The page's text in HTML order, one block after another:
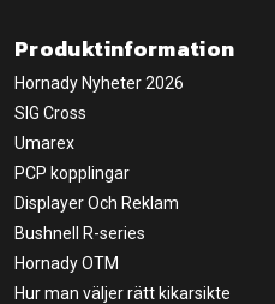
Produktinformation
Hornady Nyheter 2026
SIG Cross
Umarex
PCP kopplingar
Displayer Och Reklam
Bushnell R-series
Hornady OTM
Hur man väljer rätt kikarsikte